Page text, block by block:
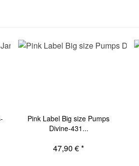
Pink Label Big size Pumps
Divine-431...
47,90 € *